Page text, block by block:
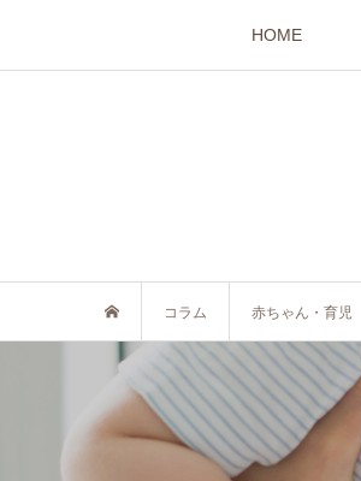
HOME
コラム 赤ちゃん・育児